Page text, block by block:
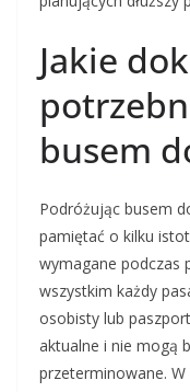
Jakie
busem
Podróżując busem
pamiętać o kilku
wymagane podczas
wszystkim każdy
osobisty lub
aktualne i nie mogą
przeterminowane. W